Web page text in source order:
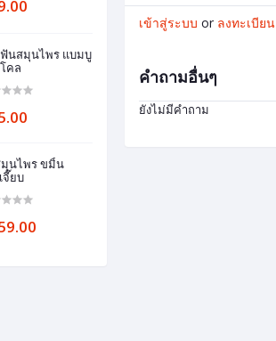
นสมุนไพร แบมบู
คล
นไพร ขมิ้น
จี๊ยบ
เข้าสู่ระบบ or ลงทะเบียน
คำถามอื่นๆ
ยังไม่มีคำถาม